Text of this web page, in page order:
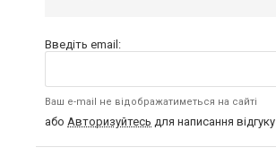
Введіть email:
Ваш e-mail не відображатиметься на сайті
або Авторизуйтесь для написання відгуку